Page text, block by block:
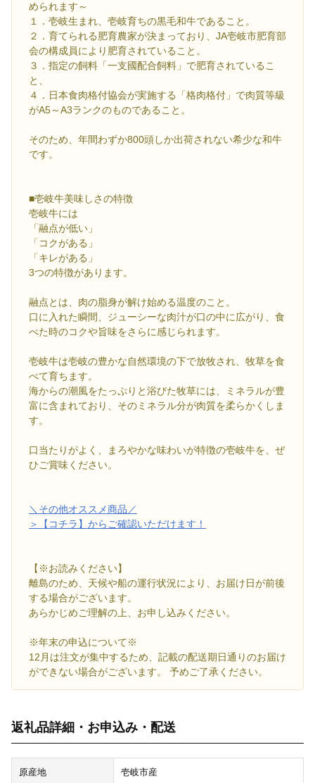
められます～
１．壱岐生まれ、壱岐育ちの黒毛和牛であること。
２．育てられる肥育農家が決まっており、JA壱岐市肥育部
会の構成員により肥育されていること。
３．指定の飼料「一支國配合飼料」で肥育されているこ
と、
４．日本食肉格付協会が実施する「格肉格付」で肉質等級
がA5～A3ランクのものであること。
そのため、年間わずか800頭しか出荷されない希少な和牛
です。
■壱岐牛美味しさの特徴
壱岐牛には
「融点が低い」
「コクがある」
「キレがある」
3つの特徴があります。
融点とは、肉の脂身が解け始める温度のこと。
口に入れた瞬間、ジューシーな肉汁が口の中に広がり、食
べた時のコクや旨味をさらに感じられます。
壱岐牛は壱岐の豊かな自然環境の下で放牧され、牧草を食
べて育ちます。
海からの潮風をたっぷりと浴びた牧草には、ミネラルが豊
富に含まれており、そのミネラル分が肉質を柔らかくしま
す。
口当たりがよく、まろやかな味わいが特徴の壱岐牛を、ぜ
ひご賞味ください。
＼その他オススメ商品／
＞【コチラ】からご確認いただけます！
【※お読みください】
離島のため、天候や船の運行状況により、お届け日が前後
する場合がございます。
あらかじめご理解の上、お申し込みください。
※年末の申込について※
12月は注文が集中するため、記載の配送期日通りのお届け
ができない場合がございます。 予めご了承ください。
返礼品詳細・お申込み・配送
原産地 壱岐市産